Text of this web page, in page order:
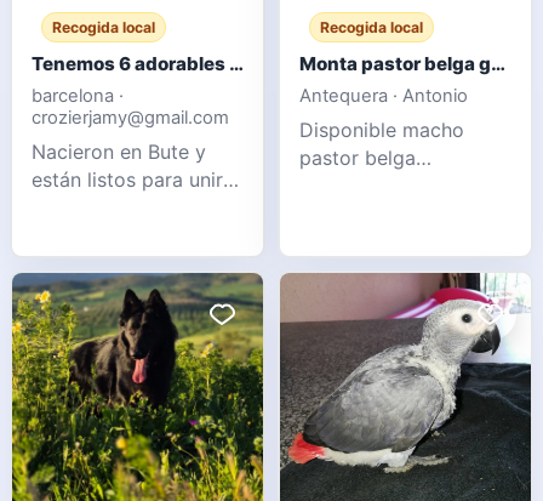
Recogida local
Tenemos 6 adorables gatitos británicos de pelo corto.
barcelona ·
crozierjamy@gmail.com
Nacieron en Bute y
están listos para unirse
AHORA. Los gatitos
vienen con todo lo
necesario: 2 vacunas,
tratamiento antipulgas
y desparasitación, y
microchip. Crecieron
en una familia con
niños pequeños, les
encanta
Recogida local
Monta pastor belga groenendael
Antequera · Antonio
Disponible macho
pastor belga
salud. 3 años de edad.
Mensaje para más
información.
WhatsApp 6